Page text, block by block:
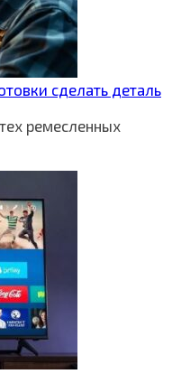
сделать деталь
ремесленных